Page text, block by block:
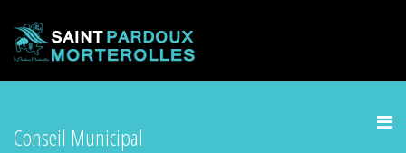
Conseil Municipal